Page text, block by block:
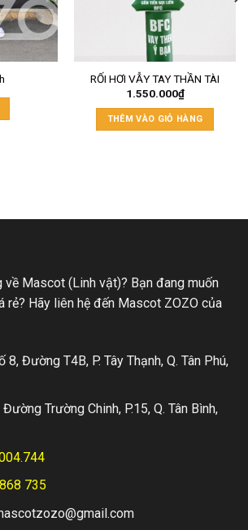
RỐI HƠI VẪY TAY THẦN TÀI
1.550.000₫
THÊM VÀO GIỎ HÀNG
Mascot (Linh vật)? Bạn đang muốn
rẻ? Hãy liên hệ đến Mascot ZOZO của
8, Đường T4B, P. Tây Thạnh, Q. Tân Phú,
Trường Chinh, P.15, Q. Tân Bình,
735